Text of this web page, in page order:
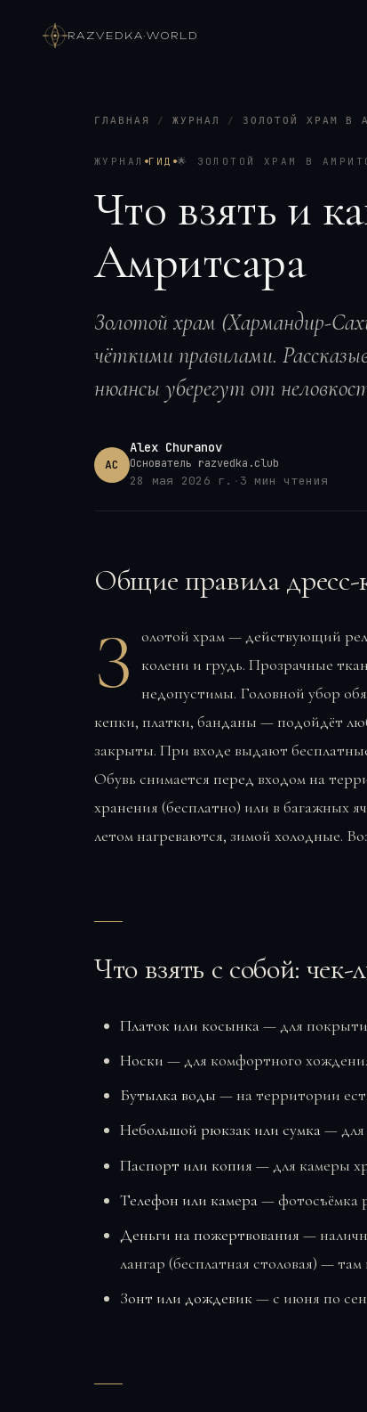
RAZVEDKA·WORLD
ГЛАВНАЯ / ЖУРНАЛ / ЗОЛОТОЙ ХРАМ В
ЖУРНАЛ ГИД 🌟 ЗОЛОТОЙ ХРАМ В
Что взять и
Амритсара
Золотой храм (Хармандир-
чёткими правилами.
нюансы уберегут от
AC
Alex Churanov
Основатель razvedka.club
28 мая 2026 г. · 3 мин чтения
Общие правила дресс-
З
олотой храм — действующий
колени и грудь. Прозрачные
недопустимы. Головной убор
кепки, платки, банданы — подойдёт
закрыты. При входе выдают
Обувь снимается перед входом на
хранения (бесплатно) или в багажных
летом нагреваются, зимой холодные.
Что взять с собой: чек-
Платок или косынка— для
Носки — для комфортного
Бутылка воды — на территории
Небольшой рюкзак или сумка— для
Паспорт или копия — для камеры
Телефон или камера— фотосъёмка
Деньги на пожертвования —
лангар (бесплатная столовая) —
Зонт или дождевик— с июня по